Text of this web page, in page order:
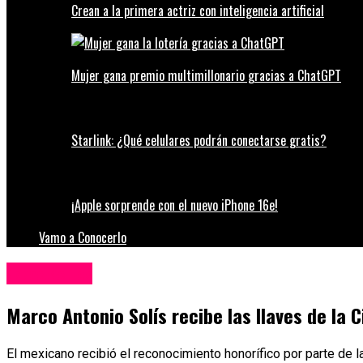
Crean a la primera actriz con inteligencia artificial
Mujer gana premio multimillonario gracias a ChatGPT
Starlink: ¿Qué celulares podrán conectarse gratis?
¡Apple sorprende con el nuevo iPhone 16e!
Vamo a Conocerlo
Marco Antonio Solís recibe las llaves de la
El mexicano recibió el reconocimiento honorífico por parte de